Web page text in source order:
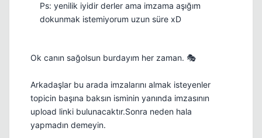
Ps: yenilik iyidir derler ama imzama aşığım
dokunmak istemiyorum uzun süre xD
Ok canın sağolsun burdayım her zaman. 🎭
Arkadaşlar bu arada imzalarını almak isteyenler
topicin başına baksın isminin yanında imzasının
upload linki bulunacaktır.Sonra neden hala
yapmadın demeyin.